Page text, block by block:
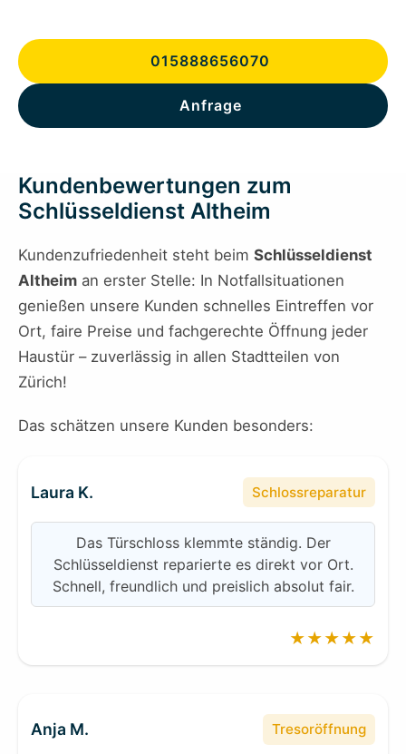
015888656070
Anfrage
Kundenbewertungen zum
Schlüsseldienst Altheim
Kundenzufriedenheit steht beim Schlüsseldienst
Altheim an erster Stelle: In Notfallsituationen
genießen unsere Kunden schnelles Eintreffen vor
Ort, faire Preise und fachgerechte Öffnung jeder
Haustür – zuverlässig in allen Stadtteilen von
Zürich!
Das schätzen unsere Kunden besonders:
Laura K. Schlossreparatur
Das Türschloss klemmte ständig. Der
Schlüsseldienst reparierte es direkt vor Ort.
Schnell, freundlich und preislich absolut fair.
★★★★★
Anja M. Tresoröffnung